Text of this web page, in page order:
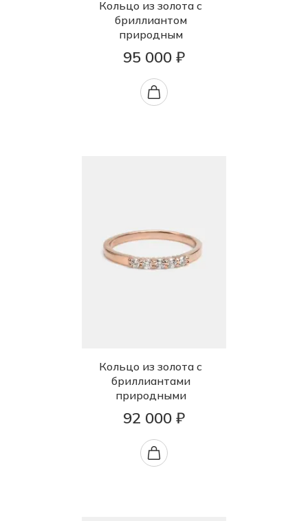
Кольцо из золота с
бриллиантом
природным
95 000 ₽
Кольцо из золота с
бриллиантами
природными
92 000 ₽